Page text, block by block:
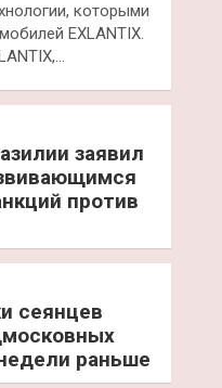
которыми
EXLANTIX.
заявил
против
сеянцев
раньше